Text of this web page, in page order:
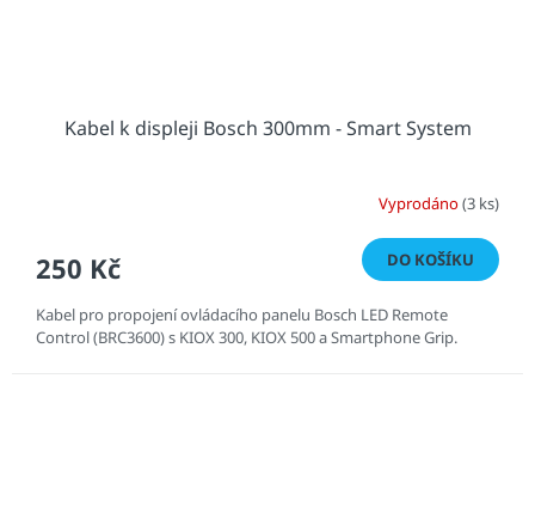
Kabel k displeji Bosch 300mm - Smart System
Vyprodáno(3 ks)
250 Kč DO KOŠÍKU
Kabel pro propojení ovládacího panelu Bosch LED Remote
Control (BRC3600) s KIOX 300, KIOX 500 a Smartphone Grip.